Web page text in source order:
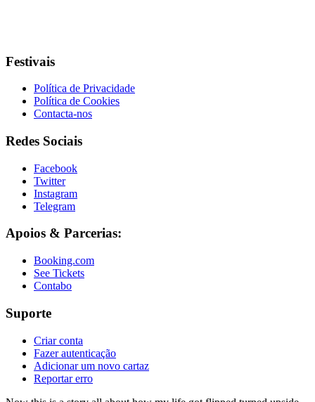
Festivais
Política de Privacidade
Política de Cookies
Contacta-nos
Redes Sociais
Facebook
Twitter
Instagram
Telegram
Apoios & Parcerias:
Booking.com
See Tickets
Contabo
Suporte
Criar conta
Fazer autenticação
Adicionar um novo cartaz
Reportar erro